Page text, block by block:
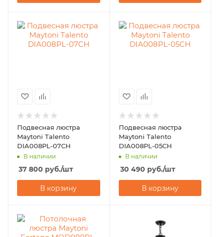
Подвесная люстра
Maytoni Talento
DIA008PL-07CH
В наличии
37 800 руб./шт
В корзину
Подвесная люстра
Maytoni Talento
DIA008PL-05CH
В наличии
30 490 руб./шт
В корзину